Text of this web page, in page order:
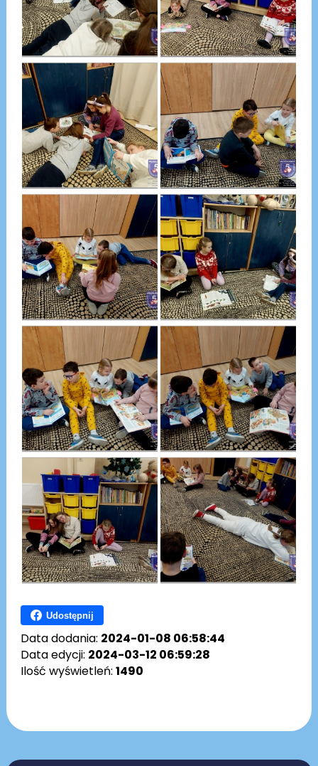
Udostępnij
Data dodania: 2024-01-08 06:58:44
Data edycji: 2024-03-12 06:59:28
Ilość wyświetleń: 1490